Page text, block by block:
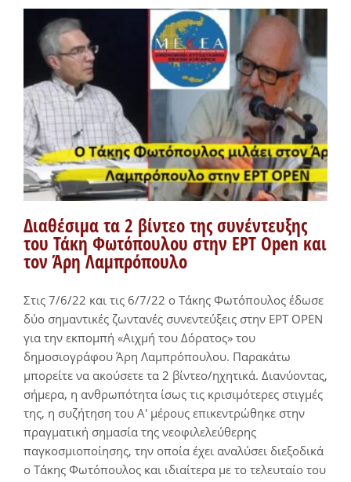
Διαθέσιμα τα 2 βίντεο της συνέντευξης
του Τάκη Φωτόπουλου στην EΡΤ Open και
τον Άρη Λαμπρόπουλο
Στις 7/6/22 και τις 6/7/22 ο Τάκης Φωτόπουλος έδωσε
δύο σημαντικές ζωντανές συνεντεύξεις στην ΕΡΤ OPEN
για την εκπομπή «Αιχμή του Δόρατος» του
δημοσιογράφου Άρη Λαμπρόπουλου. Παρακάτω
μπορείτε να ακούσετε τα 2 βίντεο/ηχητικά. Διανύοντας,
σήμερα, η ανθρωπότητα ίσως τις κρισιμότερες στιγμές
της, η συζήτηση του Α' μέρους επικεντρώθηκε στην
πραγματική σημασία της νεοφιλελεύθερης
παγκοσμιοποίησης, την οποία έχει αναλύσει διεξοδικά
ο Τάκης Φωτόπουλος και ιδιαίτερα με το τελευταίο του